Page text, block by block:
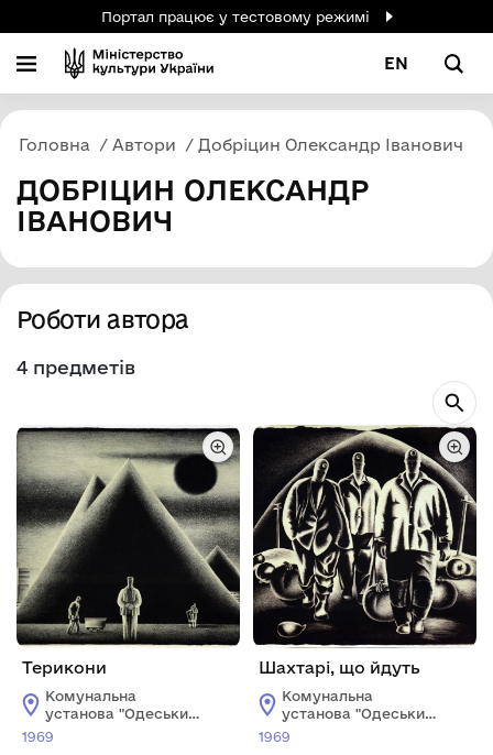
Портал працює у тестовому режимі
EN
Головна Автори Добріцин Олександр Іванович
ДОБРІЦИН ОЛЕКСАНДР
ІВАНОВИЧ
Роботи автора
4 предметів
Терикони
Комунальна
установа "Одеський
національний
1969
Шахтарі, що йдуть
Комунальна
установа "Одеський
національний
1969